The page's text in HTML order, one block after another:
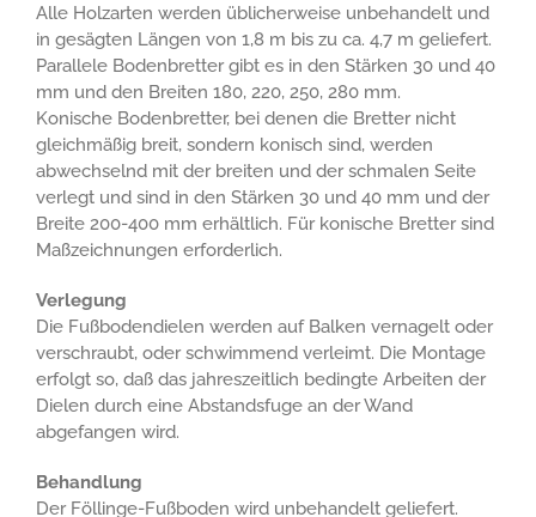
Alle Holzarten werden üblicherweise unbehandelt und
in gesägten Längen von 1,8 m bis zu ca. 4,7 m geliefert.
Parallele Bodenbretter gibt es in den Stärken 30 und 40
mm und den Breiten 180, 220, 250, 280 mm.
Konische Bodenbretter, bei denen die Bretter nicht
gleichmäßig breit, sondern konisch sind, werden
abwechselnd mit der breiten und der schmalen Seite
verlegt und sind in den Stärken 30 und 40 mm und der
Breite 200-­400 mm erhältlich. Für konische Bretter sind
Maßzeichnungen erforderlich.
Verlegung
Die Fußbodendielen werden auf Balken vernagelt oder
verschraubt, oder schwimmend verleimt. Die Montage
erfolgt so, daß das jahreszeitlich bedingte Arbeiten der
Dielen durch eine Abstandsfuge an der Wand
abgefangen wird.
Behandlung
Der Föllinge-Fußboden wird unbehandelt geliefert.